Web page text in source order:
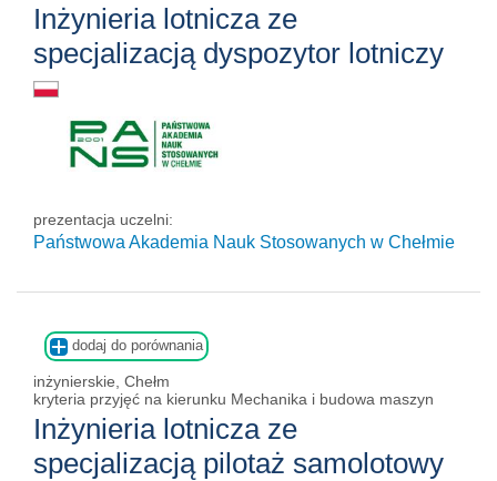
Inżynieria lotnicza ze
specjalizacją dyspozytor lotniczy
prezentacja uczelni:
Państwowa Akademia Nauk Stosowanych w Chełmie
dodaj do porównania
inżynierskie, Chełm
kryteria przyjęć na kierunku Mechanika i budowa maszyn
Inżynieria lotnicza ze
specjalizacją pilotaż samolotowy